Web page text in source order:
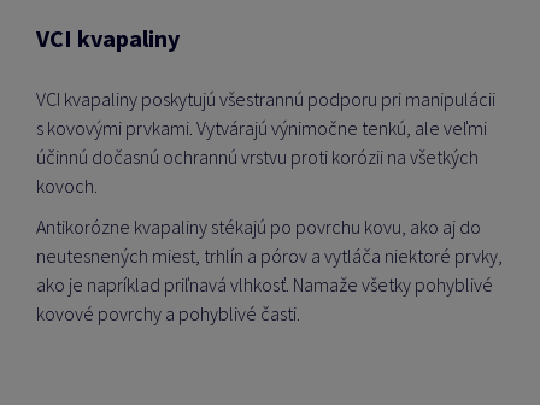
VCI kvapaliny
VCI kvapaliny poskytujú všestrannú podporu pri manipulácii
s kovovými prvkami. Vytvárajú výnimočne tenkú, ale veľmi
účinnú dočasnú ochrannú vrstvu proti korózii na všetkých
kovoch.
Antikorózne kvapaliny stékajú po povrchu kovu, ako aj do
neutesnených miest, trhlín a pórov a vytláča niektoré prvky,
ako je napríklad priľnavá vlhkosť. Namaže všetky pohyblivé
kovové povrchy a pohyblivé časti.